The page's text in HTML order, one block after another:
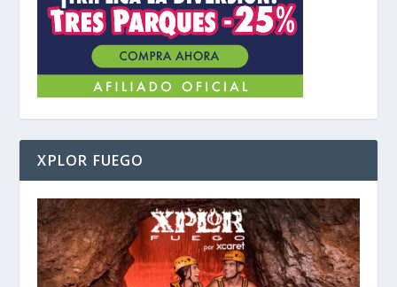
XPLOR FUEGO